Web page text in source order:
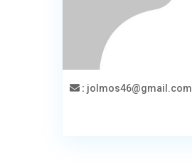
: jolmos46@gmail.com